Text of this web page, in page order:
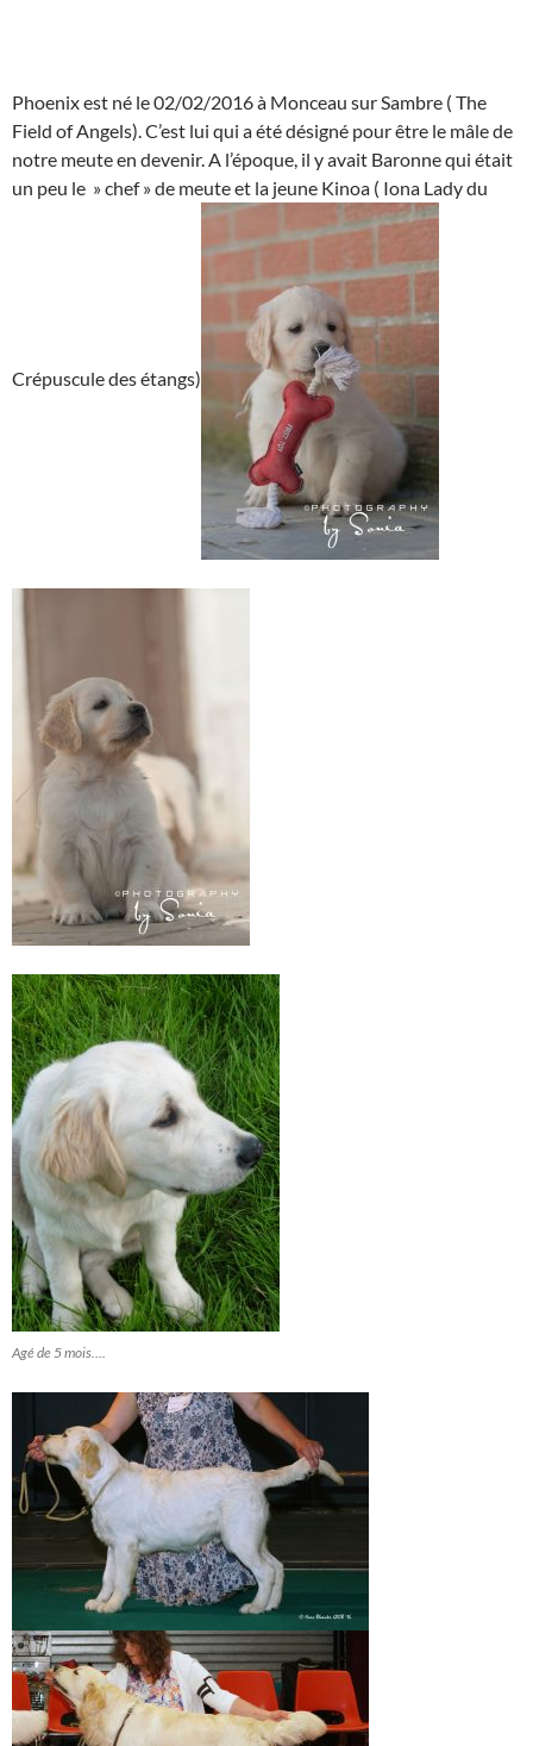
Phoenix est né le 02/02/2016 à Monceau sur Sambre ( The
Field of Angels). C’est lui qui a été désigné pour être le mâle de
notre meute en devenir. A l’époque, il y avait Baronne qui était
un peu le » chef » de meute et la jeune Kinoa ( Iona Lady du
Crépuscule des étangs)
Agé de 5 mois….